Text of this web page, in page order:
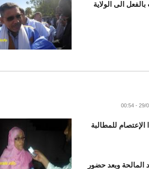
الى الولاية
للمطالبة
وبعد حضور